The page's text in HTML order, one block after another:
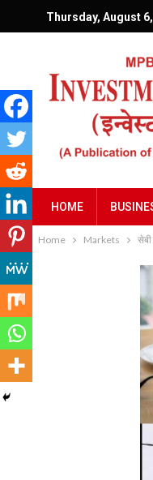
Thursday, August
HOME
Home Markets सेबी